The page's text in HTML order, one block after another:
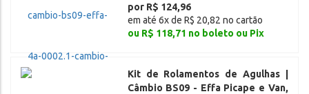
por R$ 124,96
em até 6x de R$ 20,82 no cartão
ou R$ 118,71 no boleto ou Pix
Kit de Rolamentos de Agulhas |
Câmbio BS09 - Effa Picape e Van,